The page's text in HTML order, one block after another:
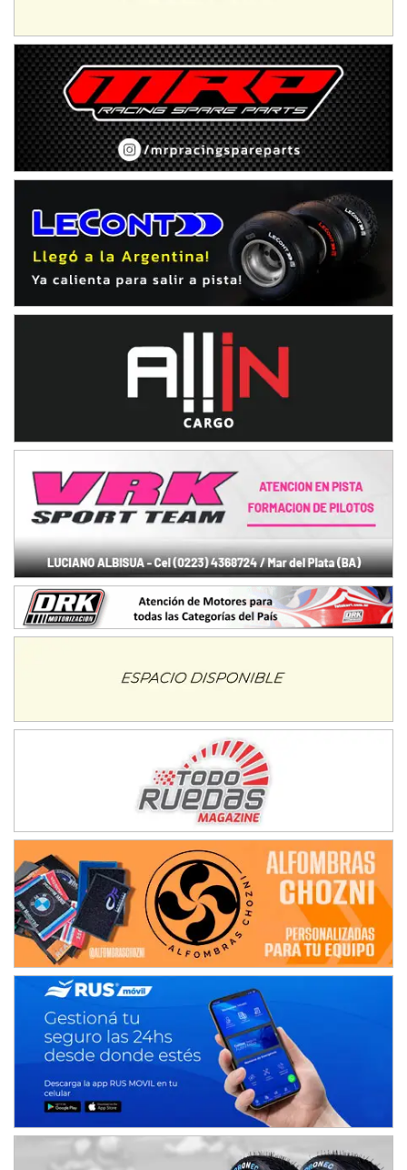
NORESTE SANTAFESINO - F6
Ciudad de Avellaneda (Asfalto)
Avellaneda (Santa Fe)
SUR SANTAFESINO - F4
José Samuel Sánchez (Tierra)
Rufino (Santa Fe)
Juan Navarro (Asfalto)
El Timbó (Tucumán)